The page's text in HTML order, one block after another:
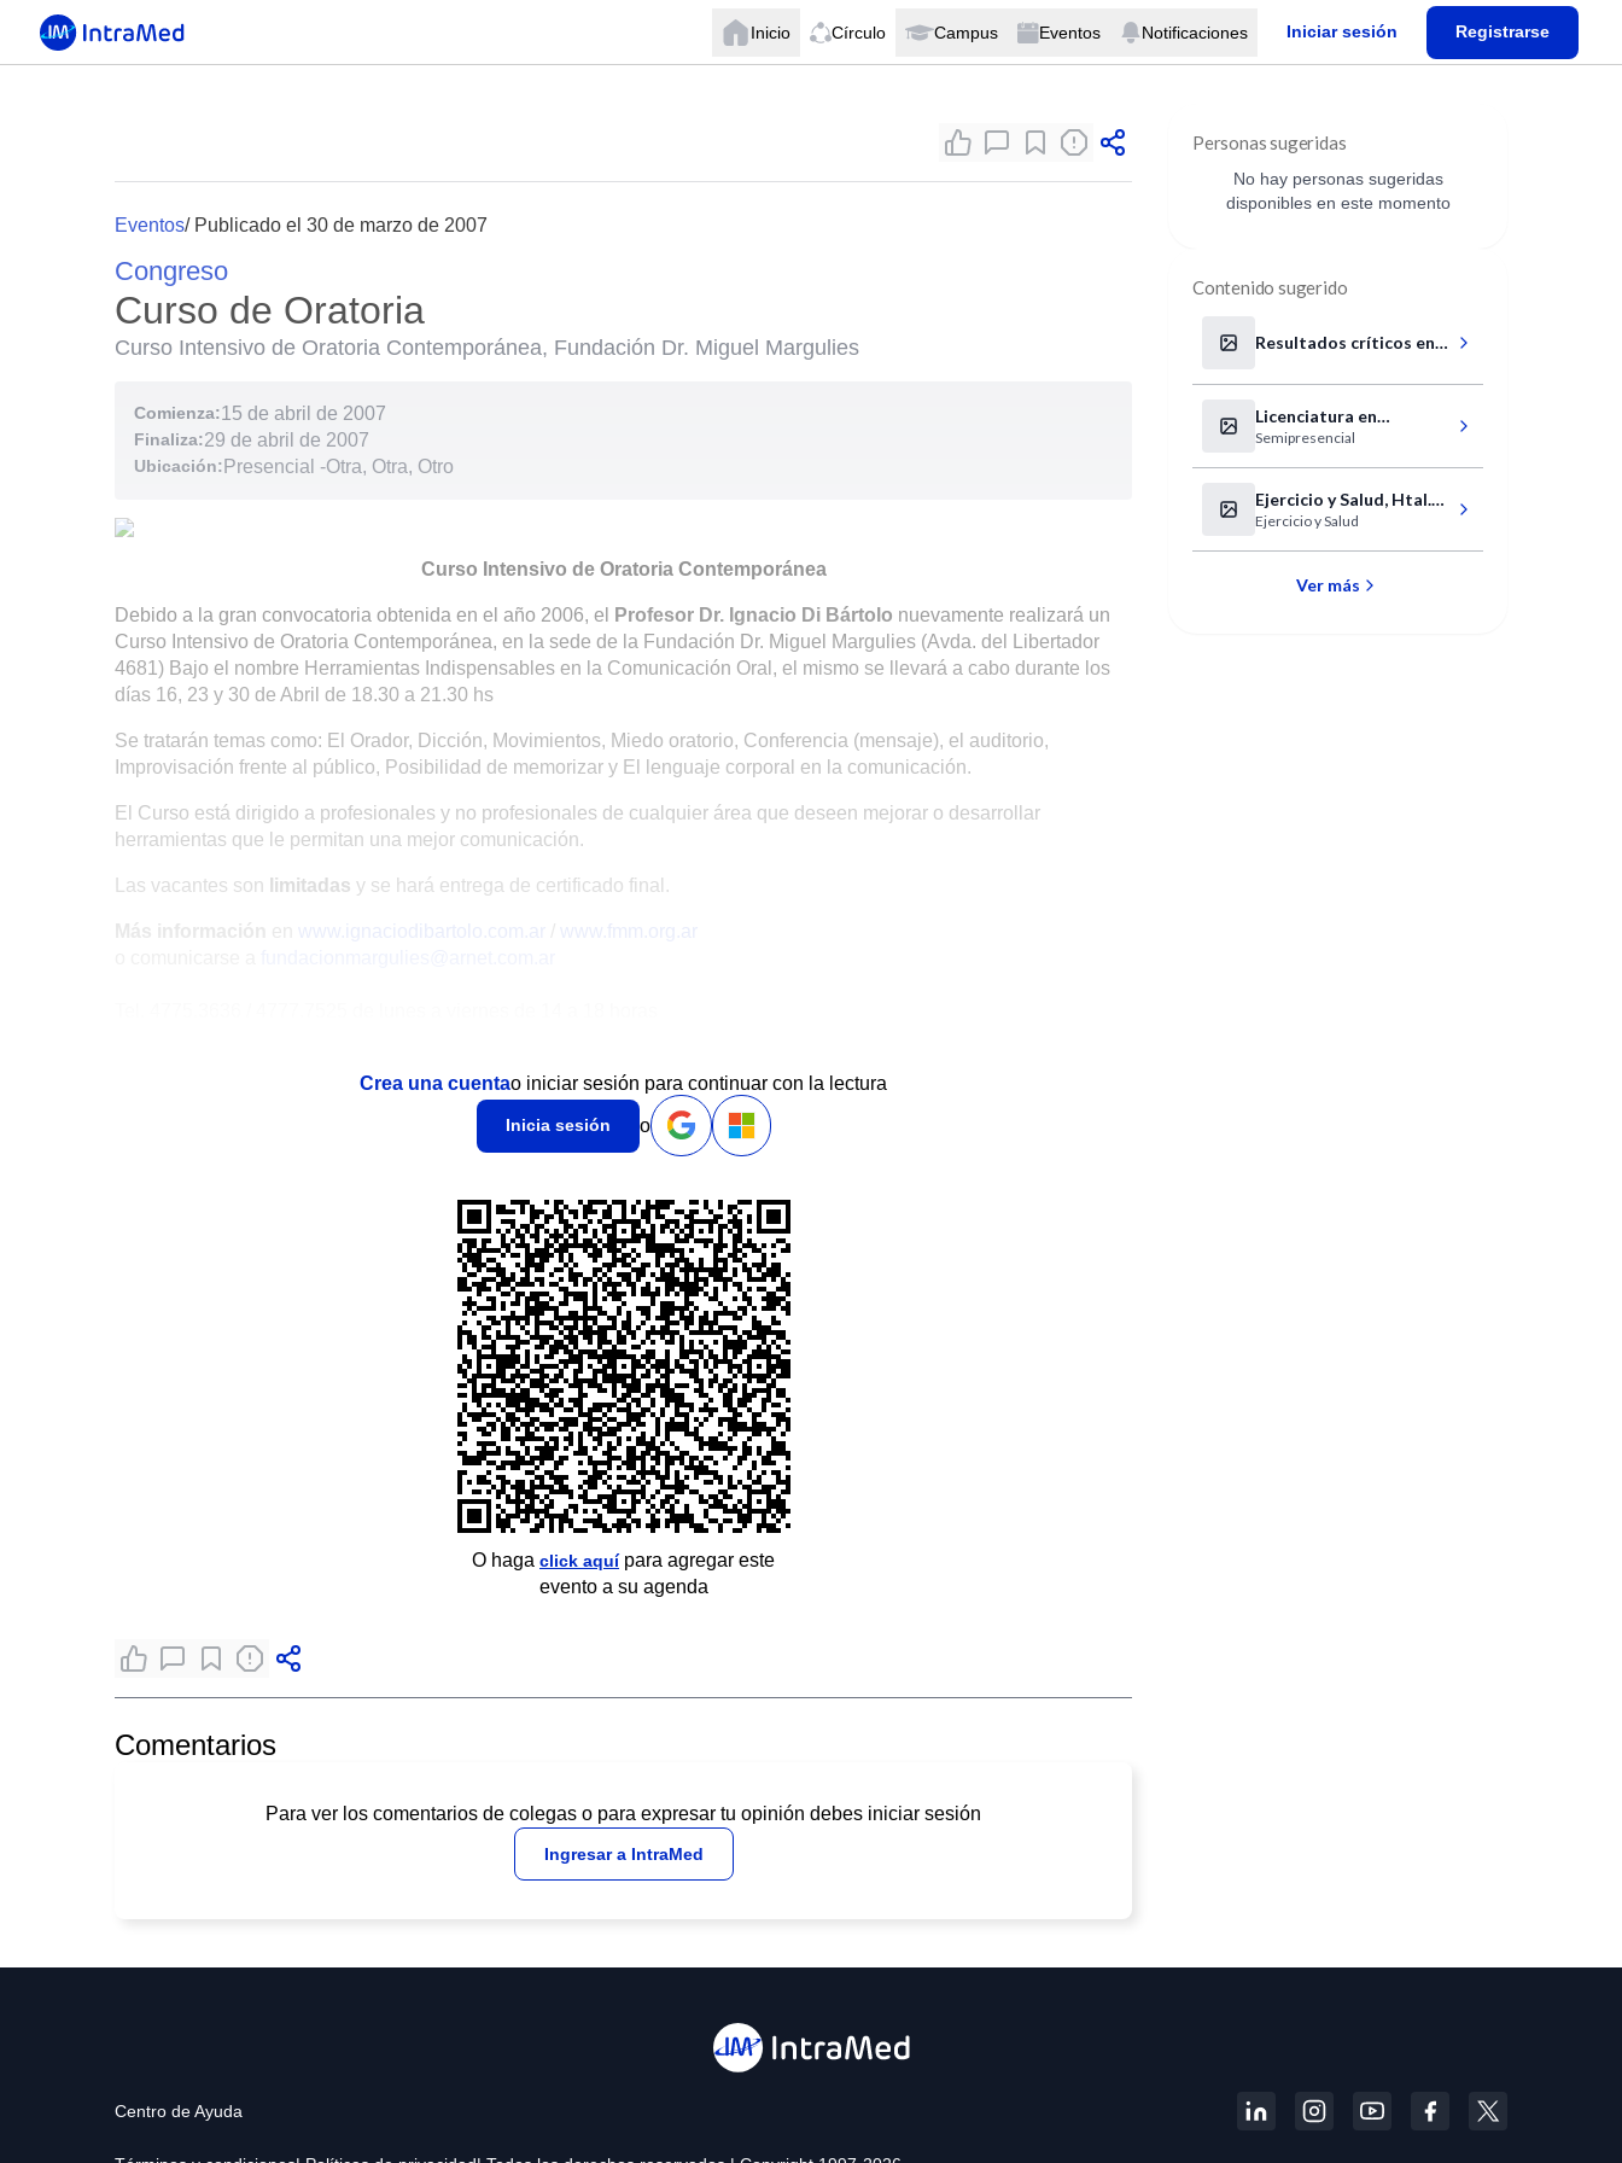
Inicio Círculo Campus Eventos Notificaciones Iniciar sesión Registrarse
Eventos/ Publicado el 30 de marzo de 2007
Congreso
Curso de Oratoria
Curso Intensivo de Oratoria Contemporánea, Fundación Dr. Miguel Margulies
Comienza:15 de abril de 2007
Finaliza:29 de abril de 2007
Ubicación: Presencial -Otra, Otra, Otro
Curso Intensivo de Oratoria Contemporánea
Debido a la gran convocatoria obtenida en el año 2006, el Profesor Dr. Ignacio Di Bártolo nuevamente realizará un
Curso Intensivo de Oratoria Contemporánea, en la sede de la Fundación Dr. Miguel Margulies (Avda. del Libertador
4681) Bajo el nombre Herramientas Indispensables en la Comunicación Oral, el mismo se llevará a cabo durante los
días 16, 23 y 30 de Abril de 18.30 a 21.30 hs
Se tratarán temas como: El Orador, Dicción, Movimientos, Miedo oratorio, Conferencia (mensaje), el auditorio,
Improvisación frente al público, Posibilidad de memorizar y El lenguaje corporal en la comunicación.
El Curso está dirigido a profesionales y no profesionales de cualquier área que deseen mejorar o desarrollar
herramientas que le permitan una mejor comunicación.
Las vacantes son limitadas y se hará entrega de certificado final.
Más información /
www.fmm.org.ar
Crea una cuentao iniciar sesión para continuar con la lectura
Inicia sesión o
O haga click aquípara agregar este
evento a su agenda
Comentarios
Para ver los comentarios de colegas o para expresar tu opinión debes iniciar sesión
Ingresar a IntraMed
Personas sugeridas
No hay personas sugeridas
disponibles en este momento
Contenido sugerido
Resultados críticos en
urgencias
Licenciatura en
Enfermería
Semipresencial
Ejercicio y Salud, Htal.
Italiano
Ejercicio y Salud
Ver más
Centro de Ayuda